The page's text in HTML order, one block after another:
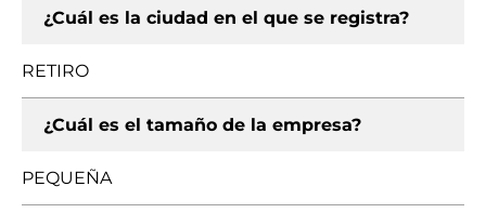
¿Cuál es la ciudad en el que se registra?
RETIRO
¿Cuál es el tamaño de la empresa?
PEQUEÑA